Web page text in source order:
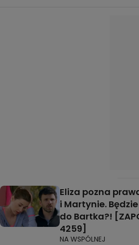
Eliza pozna
i Martynie.
do Bartka?!
4259]
NA WSPÓLNEJ